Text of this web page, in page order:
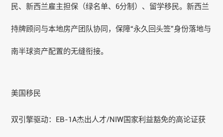
民、新西兰雇主担保（绿名单、6分制）、留学移民。新西兰
持牌顾问与本地房产团队协同，保障“永久回头签”身份落地与
南半球资产配置的无缝衔接。
美国移民
双引擎驱动：EB-1A杰出人才/NIW国家利益豁免的高论证获